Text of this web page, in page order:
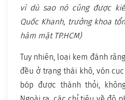
vì dù sao nó cũng được
Quốc Khanh, trưởng khoa
hàm mặt TP.HCM)
Tuy nhiên, loại kem đánh
đều ở trạng thái khô, vón
bóp được thành thỏi,